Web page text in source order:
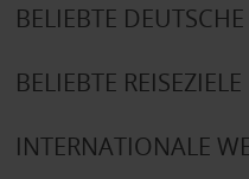
BELIEBTE
BELIEBTE REISEZIELE
INTERNATIONALE